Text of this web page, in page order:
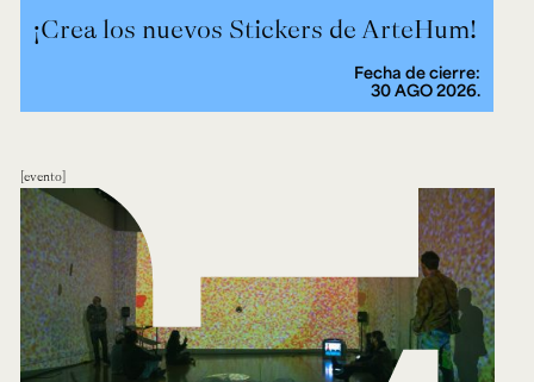
¡Crea los nuevos Stickers de ArteHum!
Fecha de cierre:
30 AGO 2026.
evento